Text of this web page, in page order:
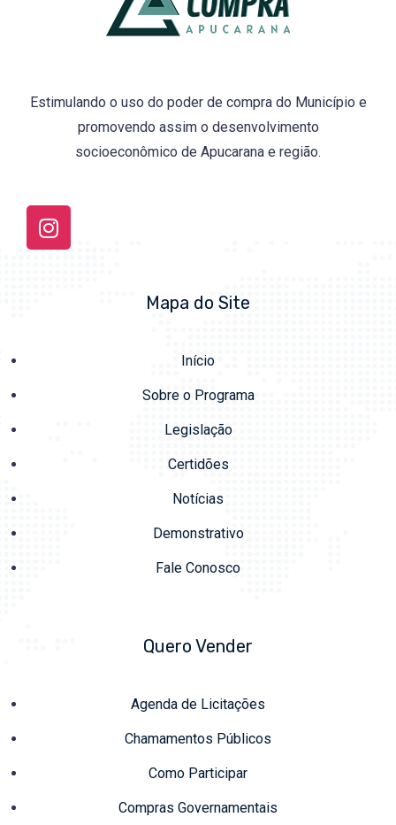
Estimulando o uso do poder de compra do Município e
promovendo assim o desenvolvimento
socioeconômico de Apucarana e região.
Mapa do Site
Início
Sobre o Programa
Legislação
Certidões
Notícias
Demonstrativo
Fale Conosco
Quero Vender
Agenda de Licitações
Chamamentos Públicos
Como Participar
Compras Governamentais